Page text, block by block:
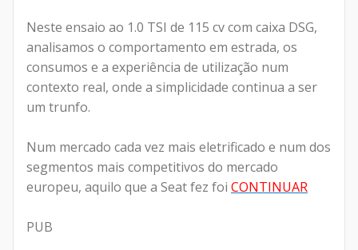
Neste ensaio ao 1.0 TSI de 115 cv com caixa DSG,
analisamos o comportamento em estrada, os
consumos e a experiência de utilização num
contexto real, onde a simplicidade continua a ser
um trunfo.
Num mercado cada vez mais eletrificado e num dos
segmentos mais competitivos do mercado
europeu, aquilo que a Seat fez foi CONTINUAR
PUB